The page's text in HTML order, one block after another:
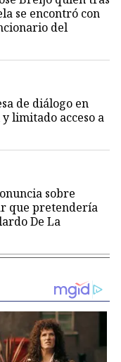
se encontró con
del
de diálogo en
limitado acceso a
sobre
que pretendería
De La